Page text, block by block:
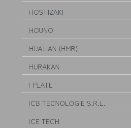
HOSHIZAKI
HOUNO
HUALIAN (HMR)
HURAKAN
I PLATE
ICB TECNOLOGIE S.R.L.
ICE TECH